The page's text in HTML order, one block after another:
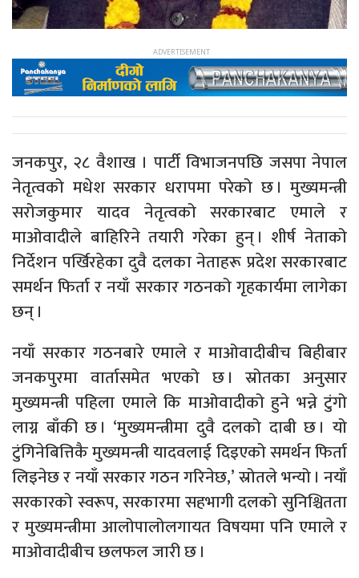
जनकपुर, २८ वैशाख । पार्टी विभाजनपछि जसपा नेपाल
नेतृत्वको मधेश सरकार धरापमा परेको छ । मुख्यमन्त्री
सरोजकुमार यादव नेतृत्वको सरकारबाट एमाले र
माओवादीले बाहिरिने तयारी गरेका हुन् । शीर्ष नेताको
निर्देशन पर्खिरहेका दुवै दलका नेताहरू प्रदेश सरकारबाट
समर्थन फिर्ता र नयाँ सरकार गठनको गृहकार्यमा लागेका
छन् ।
नयाँ सरकार गठनबारे एमाले र माओवादीबीच बिहीबार
जनकपुरमा वार्तासमेत भएको छ । स्रोतका अनुसार
मुख्यमन्त्री पहिला एमाले कि माओवादीको हुने भन्ने टुंगो
लाग्न बाँकी छ । ‘मुख्यमन्त्रीमा दुवै दलको दाबी छ । यो
टुंगिनेबित्तिकै मुख्यमन्त्री यादवलाई दिइएको समर्थन फिर्ता
लिइनेछ र नयाँ सरकार गठन गरिनेछ,’ स्रोतले भन्यो । नयाँ
सरकारको स्वरूप, सरकारमा सहभागी दलको सुनिश्चितता
र मुख्यमन्त्रीमा आलोपालोलगायत विषयमा पनि एमाले र
माओवादीबीच छलफल जारी छ ।